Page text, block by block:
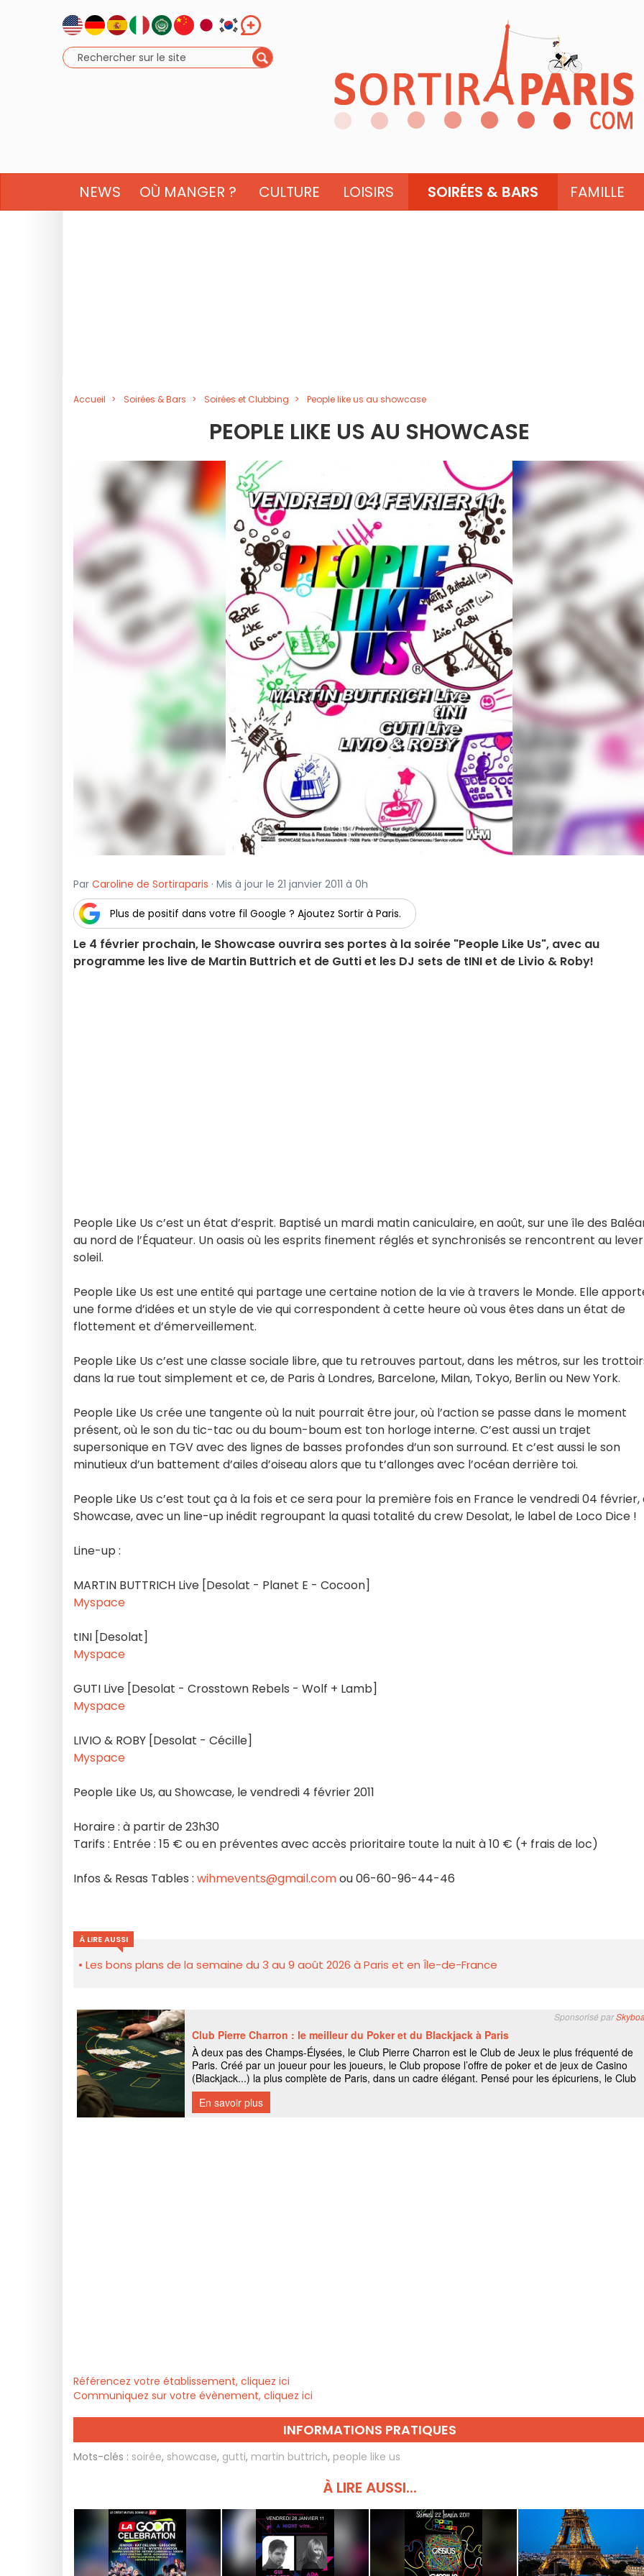
NEWS OÙ MANGER ? CULTURE LOISIRS SOIRÉES & BARS FAMILLE
Accueil Soirées & Bars Soirées et Clubbing People like us au showcase
PEOPLE LIKE US AU SHOWCASE
Par Caroline de Sortiraparis · Mis à jour le 21 janvier 2011 à 0h
Plus de positif dans votre fil Google ? Ajoutez Sortir à Paris.
Le 4 février prochain, le Showcase ouvrira ses portes à la soirée "People Like Us", avec au
programme les live de Martin Buttrich et de Gutti et les DJ sets de tINI et de Livio & Roby!
People Like Us c’est un état d’esprit. Baptisé un mardi matin caniculaire, en août, sur une île des
au nord de l’Équateur. Un oasis où les esprits finement réglés et synchronisés se rencontrent au
soleil.
People Like Us est une entité qui partage une certaine notion de la vie à travers le Monde. Elle
une forme d’idées et un style de vie qui correspondent à cette heure où vous êtes dans un état de
flottement et d’émerveillement.
People Like Us c’est une classe sociale libre, que tu retrouves partout, dans les métros, sur les
dans la rue tout simplement et ce, de Paris à Londres, Barcelone, Milan, Tokyo, Berlin ou New York.
People Like Us crée une tangente où la nuit pourrait être jour, où l’action se passe dans le moment
présent, où le son du tic-tac ou du boum-boum est ton horloge interne. C’est aussi un trajet
supersonique en TGV avec des lignes de basses profondes d’un son surround. Et c’est aussi le son
minutieux d’un battement d’ailes d’oiseau alors que tu t’allonges avec l’océan derrière toi.
People Like Us c’est tout ça à la fois et ce sera pour la première fois en France le vendredi 04 février,
Showcase, avec un line-up inédit regroupant la quasi totalité du crew Desolat, le label de Loco Dice !
Line-up :
MARTIN BUTTRICH Live [Desolat - Planet E - Cocoon]
Myspace
tINI [Desolat]
Myspace
GUTI Live [Desolat - Crosstown Rebels - Wolf + Lamb]
Myspace
LIVIO & ROBY [Desolat - Cécille]
Myspace
People Like Us, au Showcase, le vendredi 4 février 2011
Horaire : à partir de 23h30
Tarifs : Entrée : 15 € ou en préventes avec accès prioritaire toute la nuit à 10 € (+ frais de loc)
Infos & Resas Tables : wihmevents@gmail.comou 06-60-96-44-46
À LIRE AUSSI
Les bons plans de la semaine du 3 au 9 août 2026 à Paris et en Île-de-France
Référencez votre établissement, cliquez ici
Communiquez sur votre évènement, cliquez ici
INFORMATIONS PRATIQUES
Mots-clés : soirée, showcase, gutti, martin buttrich, people like us
À LIRE AUSSI...